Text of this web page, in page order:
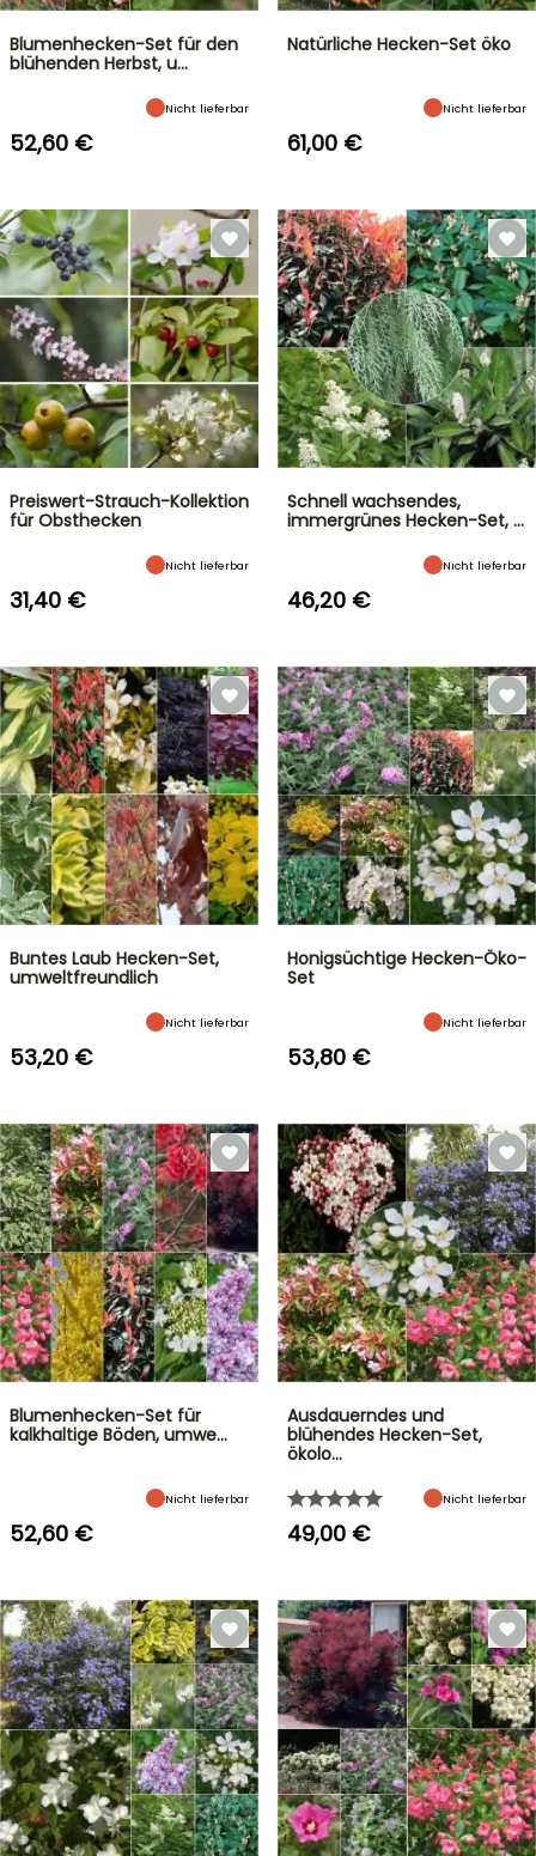
Blumenhecken-Set für den
blühenden Herbst, u…
Nicht lieferbar
52,60 €
Natürliche Hecken-Set öko
Nicht lieferbar
61,00 €
Preiswert-Strauch-Kollektion
für Obsthecken
Nicht lieferbar
31,40 €
Schnell wachsendes,
immergrünes Hecken-Set, …
Nicht lieferbar
46,20 €
Buntes Laub Hecken-Set,
umweltfreundlich
Nicht lieferbar
53,20 €
Honigsüchtige Hecken-Öko-
Set
Nicht lieferbar
53,80 €
Blumenhecken-Set für
kalkhaltige Böden, umwe…
Nicht lieferbar
52,60 €
Ausdauerndes und
blühendes Hecken-Set,
ökolo…
Nicht lieferbar
49,00 €